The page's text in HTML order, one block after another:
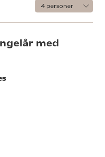
med